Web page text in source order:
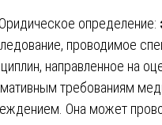
определение:
проводимое
направленное на
требованиям
Она может